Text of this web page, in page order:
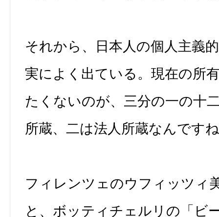
それから、日本人の個人主義
実によく出ている。現在の所
たくないのが、三分の一の十
所蔵、二は法人所蔵なんです
フィレンツェのウフィッツィ
と、ボッティチェルリの「ビ